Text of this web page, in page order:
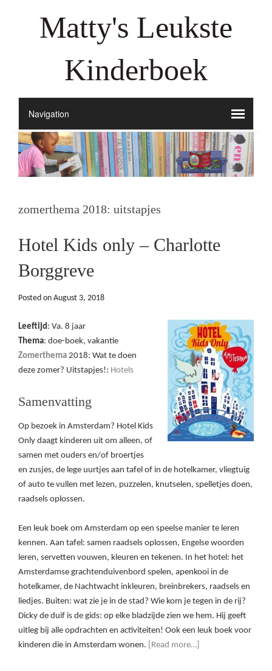
Matty's Leukste
Kinderboek
zomerthema 2018: uitstapjes
Hotel Kids only – Charlotte
Borggreve
Posted on August 3, 2018
Leeftijd: Va. 8 jaar
Thema: doe-boek, vakantie
Zomerthema 2018: Wat te doen
deze zomer? Uitstapjes!: Hotels
Samenvatting
Op bezoek in Amsterdam? Hotel Kids
Only daagt kinderen uit om alleen, of
samen met ouders en/of broertjes
en zusjes, de lege uurtjes aan tafel of in de hotelkamer, vliegtuig
of auto te vullen met lezen, puzzelen, knutselen, spelletjes doen,
raadsels oplossen.
Een leuk boek om Amsterdam op een speelse manier te leren
kennen. Aan tafel: samen raadsels oplossen, Engelse woorden
leren, servetten vouwen, kleuren en tekenen. In het hotel: het
Amsterdamse grachtenduivenbord spelen, apenkooi in de
hotelkamer, de Nachtwacht inkleuren, breinbrekers, raadsels en
liedjes. Buiten: wat zie je in de stad? Wie kom je tegen in de rij?
Dicky de duif is de gids: op elke bladzijde zien we hem. Hij geeft
uitleg bij alle opdrachten en activiteiten! Ook een leuk boek voor
kinderen die in Amsterdam wonen.
[Read more…]